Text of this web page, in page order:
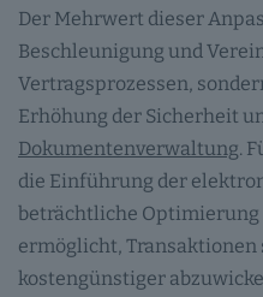
Der Mehrwert dieser
Beschleunigung und
Vertragsprozessen,
Erhöhung der Sicherheit
Dokumentenverwaltung.
die Einführung der
beträchtliche Optimierung
ermöglicht, Transaktionen
kostengünstiger